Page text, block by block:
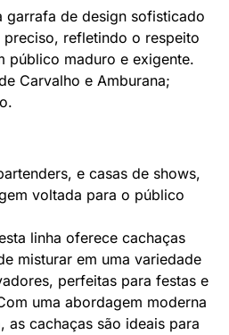
garrafa de design sofisticado
refletindo o respeito
público maduro e exigente.
Carvalho e Amburana;
e casas de shows,
voltada para o público
linha oferece cachaças
misturar em uma variedade
perfeitas para festas e
uma abordagem moderna
as cachaças são ideais para